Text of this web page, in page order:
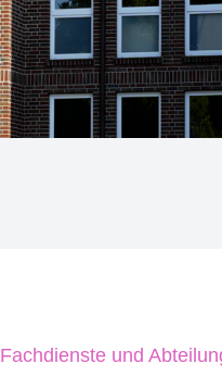
Fachdienste und